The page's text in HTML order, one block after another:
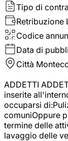
Tipo di
Retribuzione
Codice
Data di
Città
ADDETTI
inserite
occuparsi
comuniOppure
termine delle
lavaggio delle